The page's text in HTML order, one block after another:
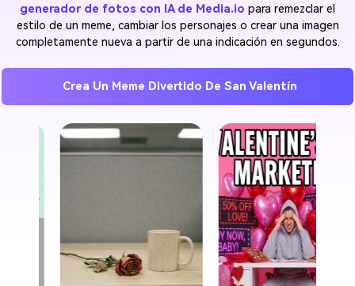
generador de fotos con IA de Media.io para remezclar el
estilo de un meme, cambiar los personajes o crear una imagen
completamente nueva a partir de una indicación en segundos.
Crea Un Meme Divertido De San Valentín